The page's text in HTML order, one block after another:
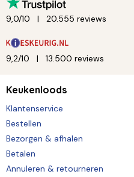
9,0/10 20.555 reviews
9,2/10 13.500 reviews
Keukenloods
Klantenservice
Bestellen
Bezorgen & afhalen
Betalen
Annuleren & retourneren